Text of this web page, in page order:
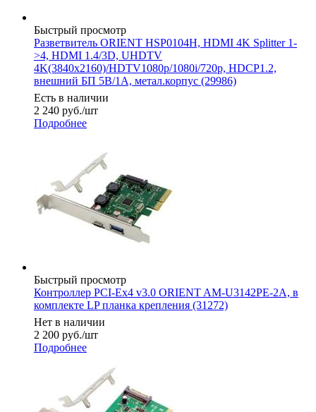
Быстрый просмотр
Разветвитель ORIENT HSP0104H, HDMI 4K Splitter 1-
>4, HDMI 1.4/3D, UHDTV
4K(3840x2160)/HDTV1080p/1080i/720p, HDCP1.2,
внешний БП 5В/1А, метал.корпус (29986)
Есть в наличии
2 240 руб./шт
Подробнее
Быстрый просмотр
Контроллер PCI-Ex4 v3.0 ORIENT AM-U3142PE-2A, в
комплекте LP планка крепления (31272)
Нет в наличии
2 200 руб./шт
Подробнее